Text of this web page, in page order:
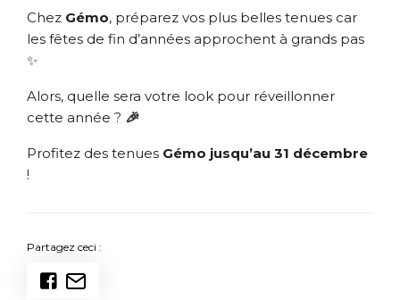
Chez Gémo, préparez vos plus belles tenues car
les fêtes de fin d’années approchent à grands pas
✨
Alors, quelle sera votre look pour réveillonner
cette année ? 🎉
Profitez des tenues Gémo jusqu’au 31 décembre
!
Partagez ceci :